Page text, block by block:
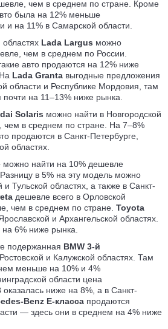
чем в среднем по стране. Кроме
была на 12% меньше
и на 11% в Самарской области.
Lada Largus можно
чем в среднем по России.
авто продаются на 12% ниже
Lada Granta выгодные предложения
области и Республике Мордовия, там
почти на 11–13% ниже рынка.
Solaris можно найти в Новгородской
в среднем по стране. На 7–8%
продаются в Санкт-Петербурге,
областях.
можно найти на 10% дешевле
в 5% на эту модель можно
и Тульской областях, а также в Санкт-
дешевле всего в Орловской
чем в среднем по стране. Toyota
и Архангельской областях.
6% ниже рынка.
подержанная ВMW 3-й
и Калужской областях. Там
меньше на 10% и 4%
области цена
оказалась ниже на 8%, а в Санкт-
Benz E-класса продаются
— здесь они в среднем на 4% ниже